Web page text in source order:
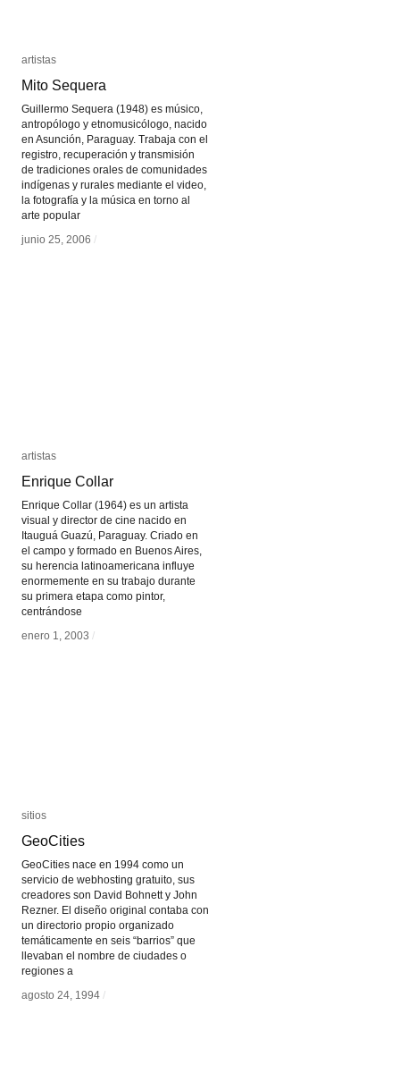
artistas
Mito Sequera
Guillermo Sequera (1948) es músico,
antropólogo y etnomusicólogo, nacido
en Asunción, Paraguay. Trabaja con el
registro, recuperación y transmisión
de tradiciones orales de comunidades
indígenas y rurales mediante el video,
la fotografía y la música en torno al
arte popular
junio 25, 2006 /
artistas
Mito Sequera
junio 25, 2006 /
artistas
Enrique Collar
Enrique Collar (1964) es un artista
visual y director de cine nacido en
Itauguá Guazú, Paraguay. Criado en
el campo y formado en Buenos Aires,
su herencia latinoamericana influye
enormemente en su trabajo durante
su primera etapa como pintor,
centrándose
enero 1, 2003 /
artistas
Enrique Collar
enero 1, 2003 /
sitios
GeoCities
GeoCities nace en 1994 como un
servicio de webhosting gratuito, sus
creadores son David Bohnett y John
Rezner. El diseño original contaba con
un directorio propio organizado
temáticamente en seis “barrios” que
llevaban el nombre de ciudades o
regiones a
agosto 24, 1994 /
sitios
GeoCities
agosto 24, 1994 /